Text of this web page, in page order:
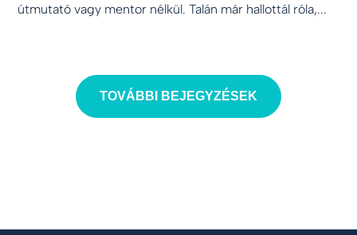
útmutató vagy mentor nélkül. Talán már hallottál róla,...
TOVÁBBI BEJEGYZÉSEK